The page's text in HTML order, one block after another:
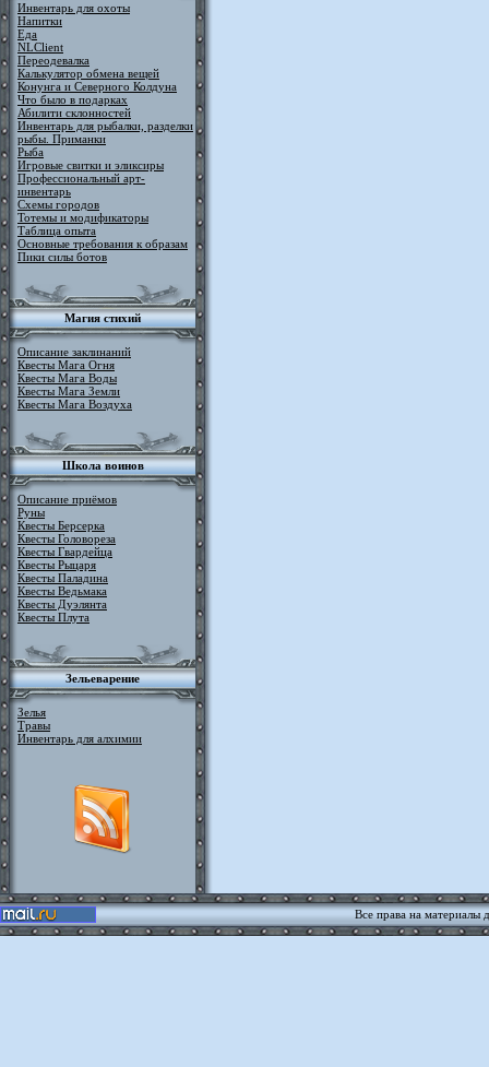
Инвентарь для охоты
Напитки
Еда
NLClient
Переодевалка
Калькулятор обмена вещей
Конунга и Северного Колдуна
Что было в подарках
Абилити склонностей
Инвентарь для рыбалки, разделки
рыбы. Приманки
Рыба
Игровые свитки и эликсиры
Профессиональный арт-
инвентарь
Схемы городов
Тотемы и модификаторы
Таблица опыта
Основные требования к образам
Пики силы ботов
Магия стихий
Описание заклинаний
Квесты Мага Огня
Квесты Мага Воды
Квесты Мага Земли
Квесты Мага Воздуха
Школа воинов
Описание приёмов
Руны
Квесты Берсерка
Квесты Головореза
Квесты Гвардейца
Квесты Рыцаря
Квесты Паладина
Квесты Ведьмака
Квесты Дуэлянта
Квесты Плута
Зельеварение
Зелья
Травы
Инвентарь для алхимии
Все права на материалы